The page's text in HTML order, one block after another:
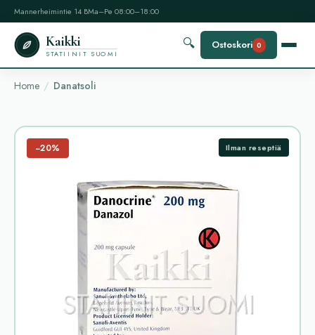
Mannerheimintie 14 BMa–Pe 08:00–18:00
Kaikki
STATIINIT SUOMI
🔍 Ostoskori 0
Home Danatsoli
−20% Ilman reseptiä